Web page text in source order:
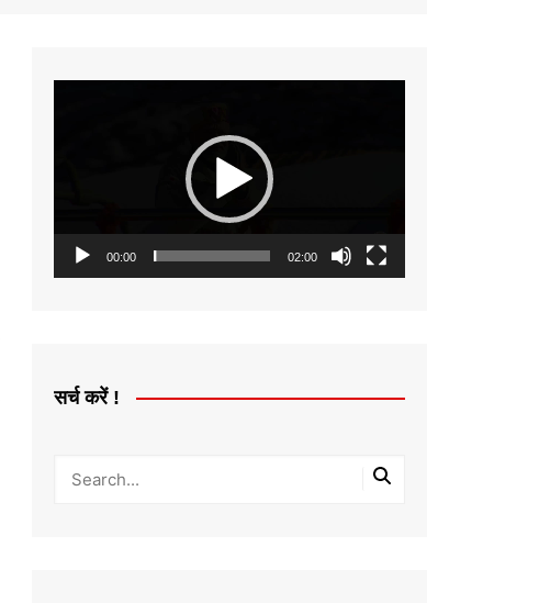
00:00 02:00
सर्च करें !